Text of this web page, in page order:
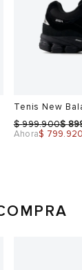
Tenis New
$999.900$
Ahora$ 799.920